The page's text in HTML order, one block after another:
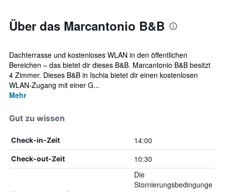
Über das Marcantonio B&B
Dachterrasse und kostenloses WLAN in den öffentlichen
Bereichen – das bietet dir dieses B&B. Marcantonio B&B besitzt
4 Zimmer. Dieses B&B in Ischia bietet dir einen kostenlosen
WLAN-Zugang mit einer G...
Mehr
Gut zu wissen
Check-in-Zeit 14:00
Check-out-Zeit 10:30
Die
Stornierungsbedingunge